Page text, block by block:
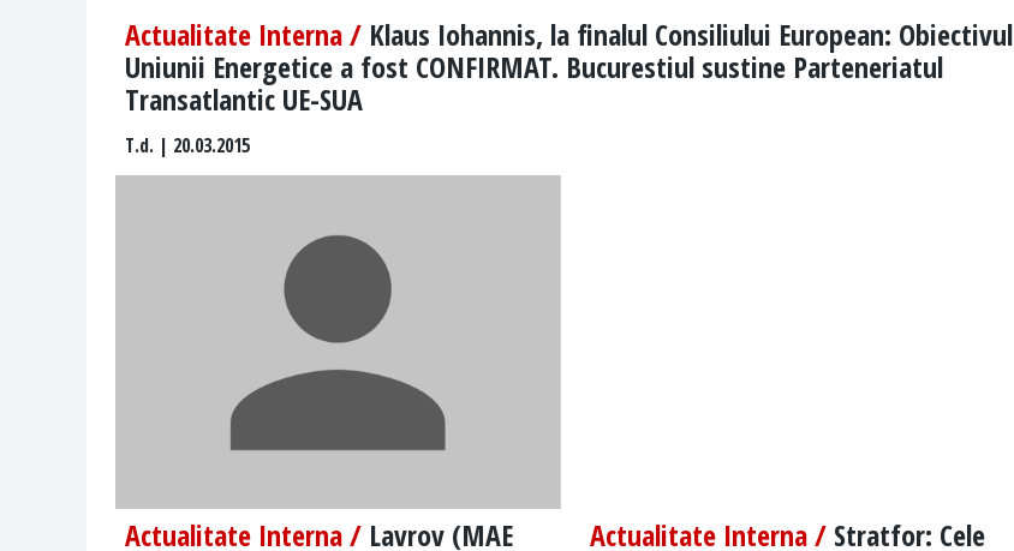
Actualitate Interna / Klaus Iohannis, la finalul Consiliului European: Obiectivul
Uniunii Energetice a fost CONFIRMAT. Bucurestiul sustine Parteneriatul
Transatlantic UE-SUA
T.d. | 20.03.2015
Actualitate Interna / Lavrov (MAE
Actualitate Interna / Stratfor: Cele